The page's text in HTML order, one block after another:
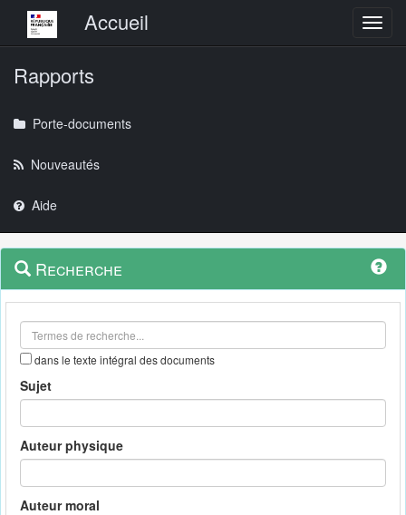
Menu principalAccueil
Rapports
Porte-documents
Nouveautés
Aide
Navigation
outils
Menu
contextuel
Recherche
dans le texte intégral des documents
Sujet
Auteur physique
Auteur moral